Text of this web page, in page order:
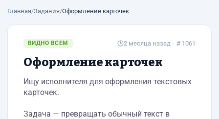
Главная/Задания/Оформление карточек
ВИДНО ВСЕМ 2 месяца назад · # 1061
Оформление карточек
Ищу исполнителя для оформления текстовых
карточек.
Задача — превращать обычный текст в